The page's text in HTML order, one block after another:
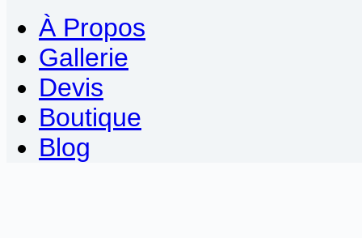
À Propos
Gallerie
Devis
Boutique
Blog